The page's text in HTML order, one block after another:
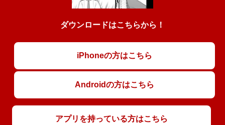
ダウンロードはこちらから！
iPhoneの方はこちら
Androidの方はこちら
アプリを持っている方はこちら